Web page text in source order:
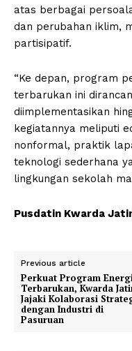
atas berbagai
dan perubahan iklim,
partisipatif.
“Ke depan, program
terbarukan ini
diimplementasikan
kegiatannya meliputi
nonformal, praktik
teknologi sederhana
lingkungan sekolah
Pusdatin Kwarda
Previous article
Perkuat Program
Terbarukan, Kwarda
Jajaki Kolaborasi
dengan Industri di
Pasuruan